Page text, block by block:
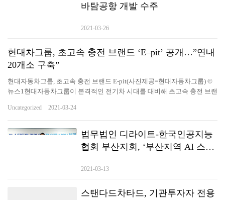
바탐공항 개발 수주
2021-03-26
현대차그룹, 초고속 충전 브랜드 ‘E–pit’ 공개…”연내
20개소 구축”
현대자동차그룹, 초고속 충전 브랜드 E-pit(사진제공=현대자동차그룹) ©
뉴스1현대자동차그룹이 본격적인 전기차 시대를 대비해 초고속 충전 브랜
고속 충전인프라 20개소 120기 구축을 시작으로 충전 생태계 플랫폼 육성
다고 밝혔다. E-pit는 모터스포츠 레이싱의 피트 스톱(Pit stop)에서 영감받
았다. 전기차를 위한 피트 스톱을 지향하고, 충전과 연관된 모든 서비스를
쉽고 빠르게 제공한다. 앞으로 고객의 일상과 시간을 의미 있게 만드는 충
국 12개 고속도로 휴게소(72기)에서 개소할 계획이다. 도심 내 주요 거점에
Uncategorized 2021-03-24
법무법인 디라이트-한국인공지능
협회 부산지회, ‘부산지역 AI 스타
성’ 협약
2021-03-13
스탠다드차타드, 기관투자자 전용